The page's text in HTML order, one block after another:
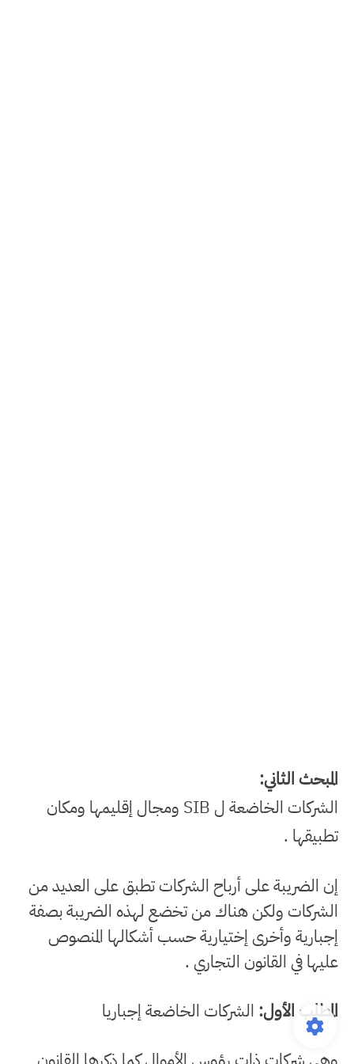
المبحث الثاني:
الشركات الخاضعة ل SIB ومجال إقليمها ومكان
تطبيقها .
إن الضريبة على أرباح الشركات تطبق على العديد من
الشركات ولكن هناك من تخضع لهذه الضريبة بصفة
إجبارية وأخرى إختيارية حسب أشكالها المنصوص
عليها في القانون التجاري .
المطلب الأول: الشركات الخاضعة إجباريا